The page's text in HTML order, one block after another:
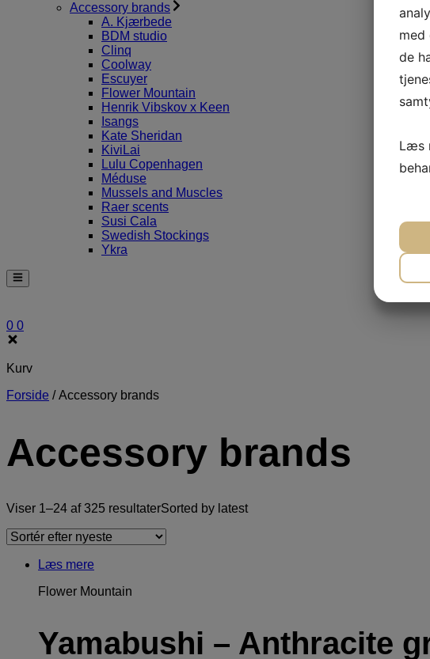
Accessory brands
A. Kjærbede
BDM studio
Clinq
Coolway
Escuyer
Flower Mountain
Henrik Vibskov x Keen
Isangs
Kate Sheridan
KiviLai
Lulu Copenhagen
Méduse
Mussels and Muscles
Raer scents
Susi Cala
Swedish Stockings
Ykra
0 0
Kurv
Forside /Accessory brands
Accessory brands
Viser 1–24 af 325 resultaterSorted by latest
Læs mere
Flower Mountain
Yamabushi – Anthracite
med
de
Læs